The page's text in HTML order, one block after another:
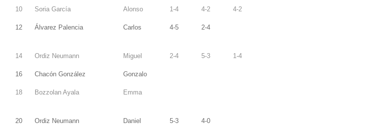
10 Soria García Alonso 1-4 4-2 4-2
12 Álvarez Palencia Carlos 4-5 2-4
14 Ordiz Neumann Miguel 2-4 5-3 1-4
16 Chacón González Gonzalo
18 Bozzolan Ayala Emma
20 Ordiz Neumann Daniel 5-3 4-0